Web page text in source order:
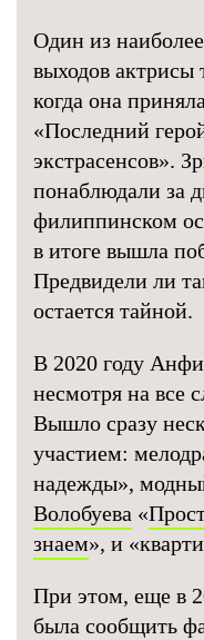
Один из
выходов актрисы
когда она
«Последний
экстрасенсов».
понаблюдали за
филиппинском
в итоге вышла
Предвидели ли
остается тайной.
В 2020 году
несмотря на все
Вышло сразу
участием:
надежды»,
Волобуева «
знаем», и
При этом, еще в
была сообщить